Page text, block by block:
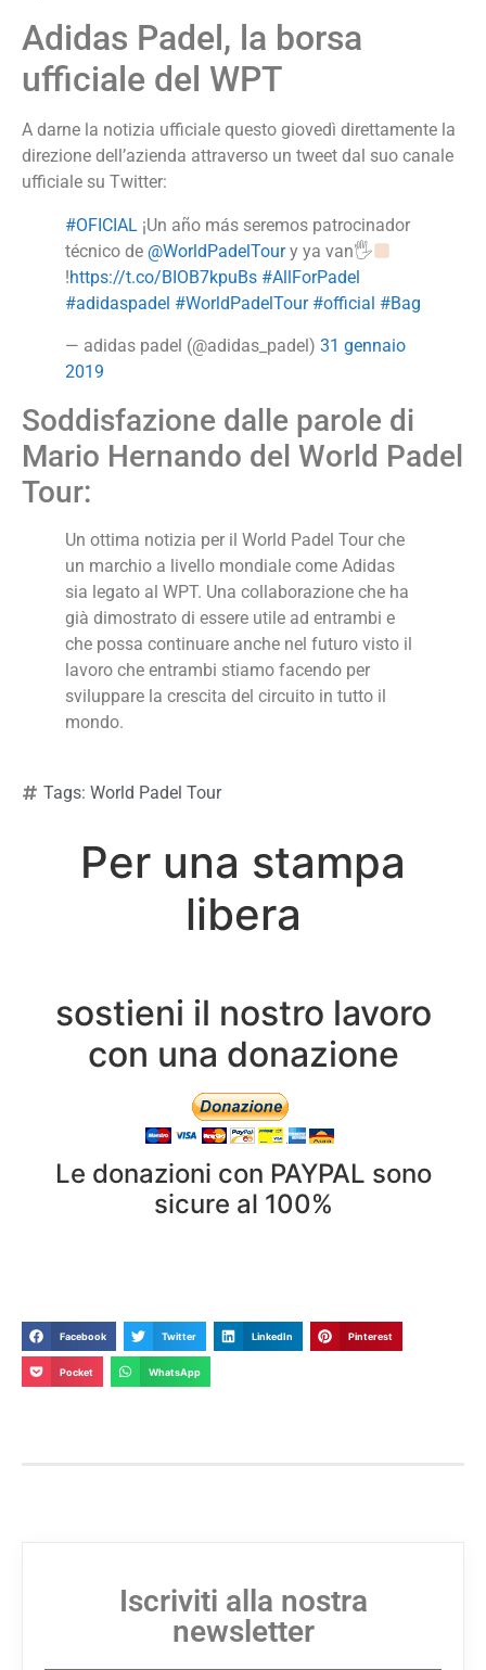
Adidas Padel, la borsa
ufficiale del WPT
A darne la notizia ufficiale questo giovedì direttamente la
direzione dell’azienda attraverso un tweet dal suo canale
ufficiale su Twitter:
#OFICIAL ¡Un año más seremos patrocinador
técnico de @WorldPadelToury ya van🖐
!https://t.co/BIOB7kpuBs #AllForPadel
#adidaspadel #WorldPadelTour #official #Bag
— adidas padel (@adidas_padel) 31 gennaio
2019
Soddisfazione dalle parole di
Mario Hernando del World Padel
Tour:
Un ottima notizia per il World Padel Tour che
un marchio a livello mondiale come Adidas
sia legato al WPT. Una collaborazione che ha
già dimostrato di essere utile ad entrambi e
che possa continuare anche nel futuro visto il
lavoro che entrambi stiamo facendo per
sviluppare la crescita del circuito in tutto il
mondo.
Tags: World Padel Tour
Per una stampa
libera
sostieni il nostro lavoro
con una donazione
Le donazioni con PAYPAL sono
sicure al 100%
Facebook Twitter LinkedIn Pinterest
Pocket WhatsApp
Iscriviti alla nostra
newsletter